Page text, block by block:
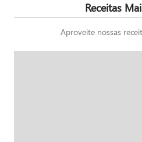
Receitas
Aproveite nossas